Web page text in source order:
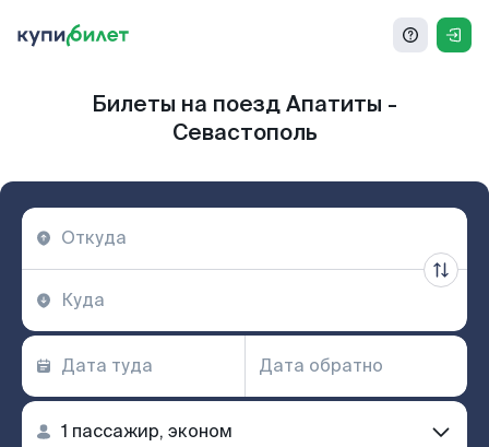
Билеты на поезд Апатиты -
Севастополь